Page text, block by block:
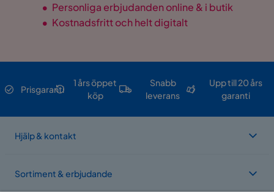
• Personliga erbjudanden online & i butik
• Kostnadsfritt och helt digitalt
Prisgaranti
1 års öppet
köp
Snabb
leverans
Upp till 20 års
garanti
Hjälp & kontakt
Sortiment & erbjudande